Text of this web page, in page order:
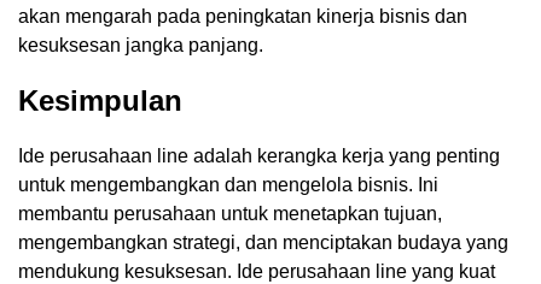
akan mengarah pada peningkatan kinerja bisnis dan
kesuksesan jangka panjang.
Kesimpulan
Ide perusahaan line adalah kerangka kerja yang penting
untuk mengembangkan dan mengelola bisnis. Ini
membantu perusahaan untuk menetapkan tujuan,
mengembangkan strategi, dan menciptakan budaya yang
mendukung kesuksesan. Ide perusahaan line yang kuat